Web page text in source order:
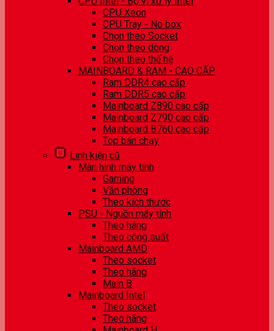
CPU Xeon
CPU Tray - No box
Chọn theo Socket
Chọn theo dòng
Chọn theo thế hệ
MAINBOARD & RAM - CAO CẤP
Ram DDR4 cao cấp
Ram DDR5 cao cấp
Mainboard Z890 cao cấp
Mainboard Z790 cao cấp
Mainboard B760 cao cấp
Top bán chạy
Linh kiện cũ
Màn hình máy tính
Gaming
Văn phòng
Theo kích thước
PSU - Nguồn máy tính
Theo hãng
Theo công suất
Mainboard AMD
Theo socket
Theo hãng
Main B
Mainboard Intel
Theo socket
Theo hãng